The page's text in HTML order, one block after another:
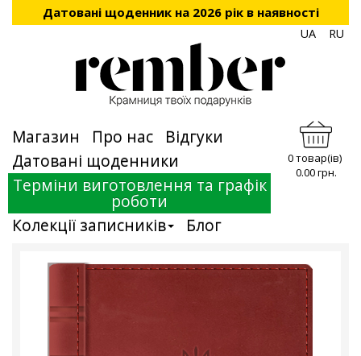
Датовані щоденник на 2026 рік в наявності
UA RU
Магазин Про нас
Відгуки
Датовані щоденники
Терміни виготовлення та графік
роботи
Колекції записників
Блог
0 товар(ів)
0.00 грн.